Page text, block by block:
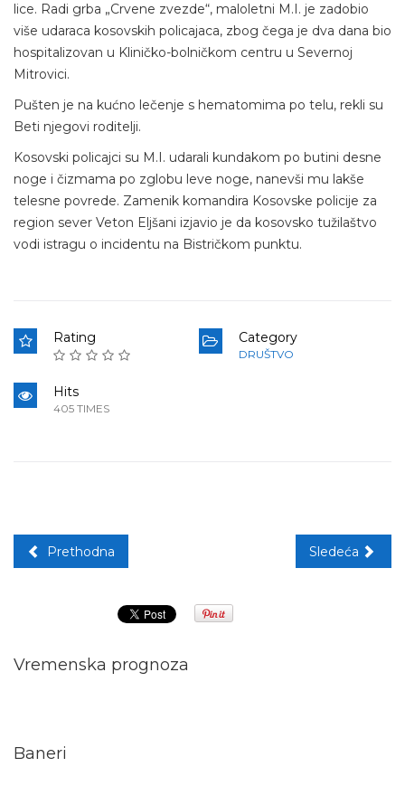
lice. Radi grba „Crvene zvezde“, maloletni M.I. je zadobio
više udaraca kosovskih policajaca, zbog čega je dva dana bio
hospitalizovan u Kliničko-bolničkom centru u Severnoj
Mitrovici.
Pušten je na kućno lečenje s hematomima po telu, rekli su
Beti njegovi roditelji.
Kosovski policajci su M.I. udarali kundakom po butini desne
noge i čizmama po zglobu leve noge, nanevši mu lakše
telesne povrede. Zamenik komandira Kosovske policije za
region sever Veton Eljšani izjavio je da kosovsko tužilaštvo
vodi istragu o incidentu na Bistričkom punktu.
Rating Category
DRUŠTVO
Hits
405 TIMES
Prethodna Sledeća
Vremenska prognoza
Baneri